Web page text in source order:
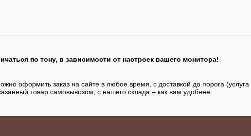
по тону, в зависимости от настроек вашего монитора!
оформить заказ на сайте в любое время, с доставкой до порога (услуга
товар самовывозом, с нашего склада – как вам удобнее.